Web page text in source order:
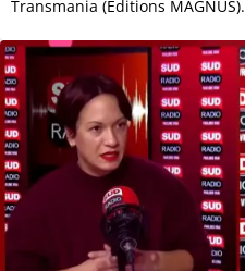
Transmania (Éditions MAGNUS).